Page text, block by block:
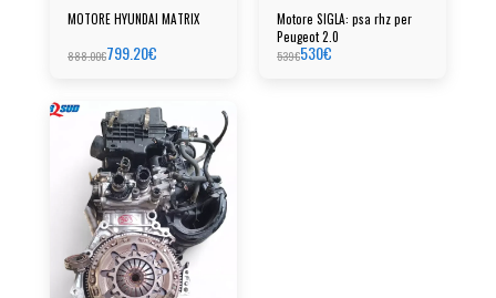
MOTORE HYUNDAI MATRIX
888.00€799.20€
Motore SIGLA: psa rhz per
Peugeot 2.0
539€530€